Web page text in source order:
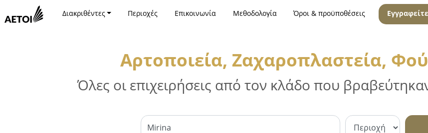
Διακριθέντες Περιοχές Επικοινωνία Μεθοδολογία Όροι & προϋποθέσεις Εγγραφείτε
Αρτοποιεία, Ζαχαροπλαστεία,
Όλες οι επιχειρήσεις από τον κλάδο που